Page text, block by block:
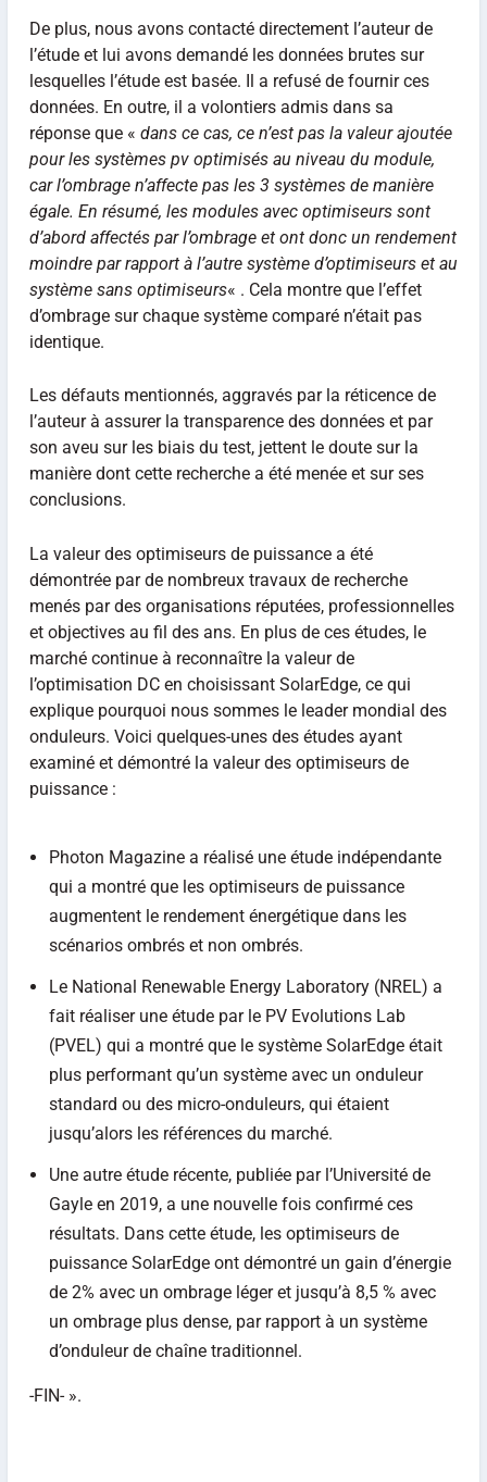
De plus, nous avons contacté directement l’auteur de
l’étude et lui avons demandé les données brutes sur
lesquelles l’étude est basée. Il a refusé de fournir ces
données. En outre, il a volontiers admis dans sa
réponse que « dans ce cas, ce n’est pas la valeur ajoutée
pour les systèmes pv optimisés au niveau du module,
car l’ombrage n’affecte pas les 3 systèmes de manière
égale. En résumé, les modules avec optimiseurs sont
d’abord affectés par l’ombrage et ont donc un rendement
moindre par rapport à l’autre système d’optimiseurs et au
système sans optimiseurs« . Cela montre que l’effet
d’ombrage sur chaque système comparé n’était pas
identique.
Les défauts mentionnés, aggravés par la réticence de
l’auteur à assurer la transparence des données et par
son aveu sur les biais du test, jettent le doute sur la
manière dont cette recherche a été menée et sur ses
conclusions.
La valeur des optimiseurs de puissance a été
démontrée par de nombreux travaux de recherche
menés par des organisations réputées, professionnelles
et objectives au fil des ans. En plus de ces études, le
marché continue à reconnaître la valeur de
l’optimisation DC en choisissant SolarEdge, ce qui
explique pourquoi nous sommes le leader mondial des
onduleurs. Voici quelques-unes des études ayant
examiné et démontré la valeur des optimiseurs de
puissance :
Photon Magazine a réalisé une étude indépendante
qui a montré que les optimiseurs de puissance
augmentent le rendement énergétique dans les
scénarios ombrés et non ombrés.
Le National Renewable Energy Laboratory (NREL) a
fait réaliser une étude par le PV Evolutions Lab
(PVEL) qui a montré que le système SolarEdge était
plus performant qu’un système avec un onduleur
standard ou des micro-onduleurs, qui étaient
jusqu’alors les références du marché.
Une autre étude récente, publiée par l’Université de
Gayle en 2019, a une nouvelle fois confirmé ces
résultats. Dans cette étude, les optimiseurs de
puissance SolarEdge ont démontré un gain d’énergie
de 2% avec un ombrage léger et jusqu’à 8,5 % avec
un ombrage plus dense, par rapport à un système
d’onduleur de chaîne traditionnel.
-FIN- ».